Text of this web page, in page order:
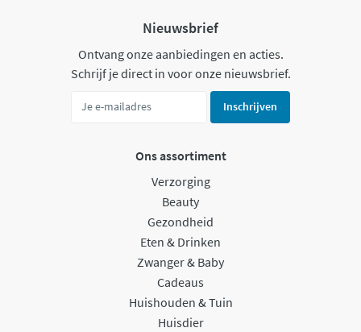
Nieuwsbrief
Ontvang onze aanbiedingen en acties.
Schrijf je direct in voor onze nieuwsbrief.
Inschrijven
Ons assortiment
Verzorging
Beauty
Gezondheid
Eten & Drinken
Zwanger & Baby
Cadeaus
Huishouden & Tuin
Huisdier